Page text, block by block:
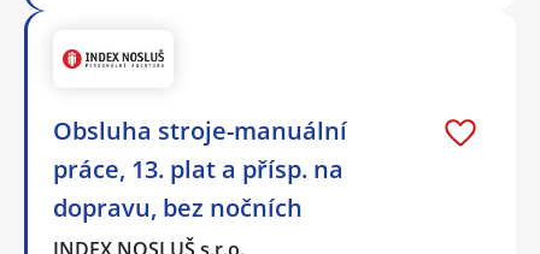
Obsluha stroje-manuální
práce, 13. plat a přísp. na
dopravu, bez nočních